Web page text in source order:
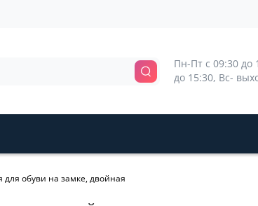
Пн-Пт с 09:30 до
до 15:30, Вс-
для обуви на замке, двойная